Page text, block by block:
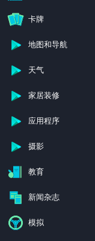
卡牌
地图和导航
天气
家居装修
应用程序
摄影
教育
新闻杂志
模拟